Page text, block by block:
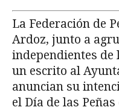
La Federación de
Ardoz, junto a
independientes
un escrito al
anuncian su
el Día de las